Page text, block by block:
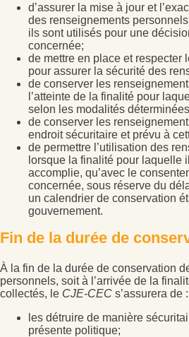
d’assurer la mise à jour et
des renseignements
ils sont utilisés pour une
concernée;
de mettre en place et respecter
pour assurer la sécurité des
de conserver les
l’atteinte de la finalité pour
selon les modalités
de conserver les
endroit sécuritaire et prévu à
de permettre l’utilisation des
lorsque la finalité pour laquelle
accomplie, qu’avec le
concernée, sous réserve du
un calendrier de conservation
gouvernement.
Fin de la durée de
À la fin de la durée de conservation
personnels, soit à l’arrivée de la
collectés, le CJE-CEC s’assurera de :
les détruire de manière
présente politique;